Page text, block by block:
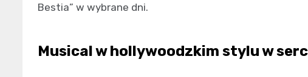
Bestia” w wybrane dni.
Musical w hollywoodzkim stylu w